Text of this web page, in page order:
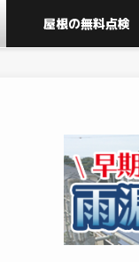
屋根の無料点検